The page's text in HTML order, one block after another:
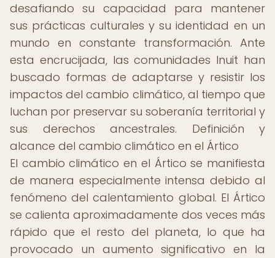
desafiando su capacidad para mantener
sus prácticas culturales y su identidad en un
mundo en constante transformación. Ante
esta encrucijada, las comunidades Inuit han
buscado formas de adaptarse y resistir los
impactos del cambio climático, al tiempo que
luchan por preservar su soberanía territorial y
sus derechos ancestrales. Definición y
alcance del cambio climático en el Ártico
El cambio climático en el Ártico se manifiesta
de manera especialmente intensa debido al
fenómeno del calentamiento global. El Ártico
se calienta aproximadamente dos veces más
rápido que el resto del planeta, lo que ha
provocado un aumento significativo en la